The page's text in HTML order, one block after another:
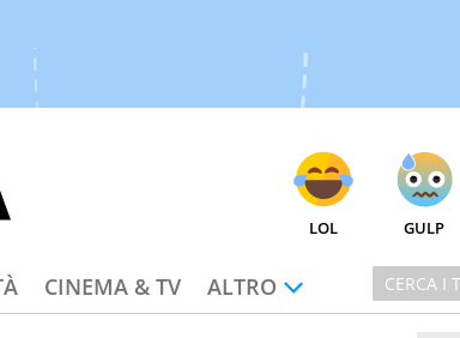
LOL GULP
CINEMA & TV ALTRO